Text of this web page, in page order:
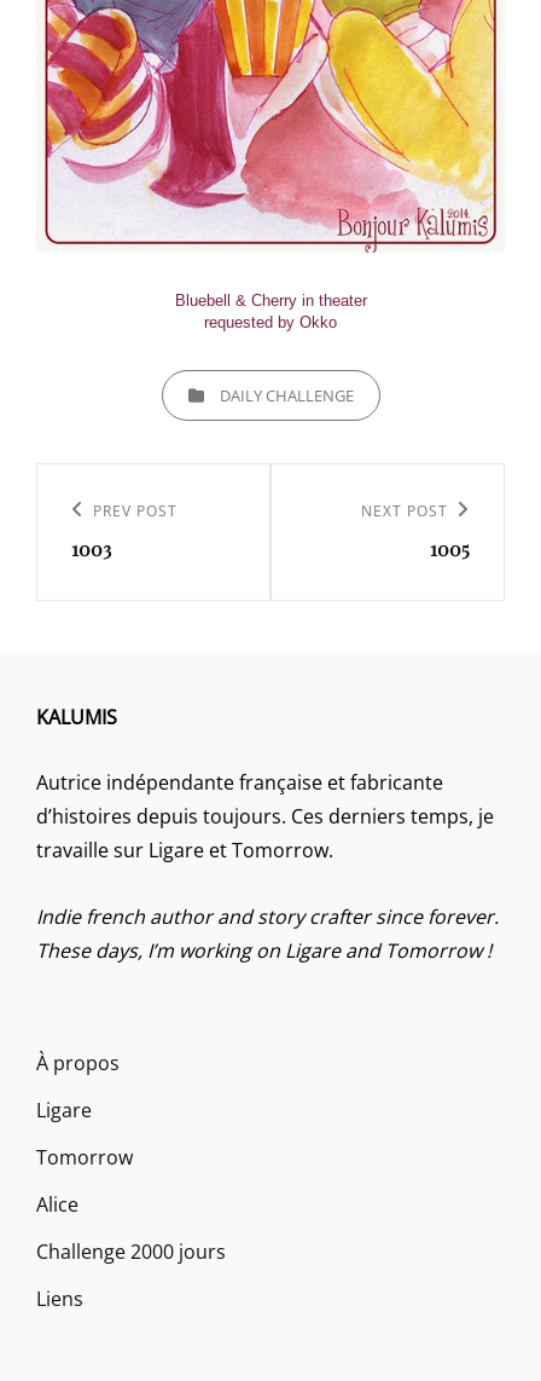
Bluebell & Cherry in theater
requested by Okko
CATEGORIESDAILY CHALLENGE
l’article
Previous
Post
PREV POST
1003
NEXT POST
1005
KALUMIS
Autrice indépendante française et fabricante
d’histoires depuis toujours. Ces derniers temps, je
travaille sur Ligare et Tomorrow.
Indie french author and story crafter since forever.
These days, I’m working on Ligare and Tomorrow !
À propos
Ligare
Tomorrow
Alice
Challenge 2000 jours
Liens